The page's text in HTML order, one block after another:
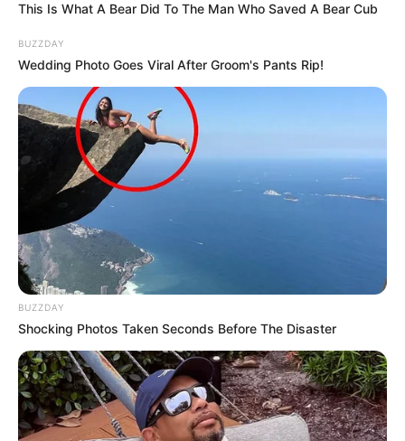
congressistas para garantir Aposentadoria Especial de ACS e
Lideranças Intensificam Pressão no Congresso pela
Aprovação da Aposentadoria Especial, IFA e 30 horas.
Publicado
noJASB em 02.dezembro.2025. Atualizadoem
dezembro.2025.
WhatsApp: Rede do JASB |
doCongresso Nacional
em defesa dos direitos dos profissionais
da saúde. Descubra como sua participação pode ser crucial
para esta conquista histórica
This Is What A Bear Did To The Man Who Saved A Bear Cub
BUZZDAY
Wedding Photo Goes Viral After Groom's Pants Rip!
BUZZDAY
Shocking Photos Taken Seconds Before The Disaster